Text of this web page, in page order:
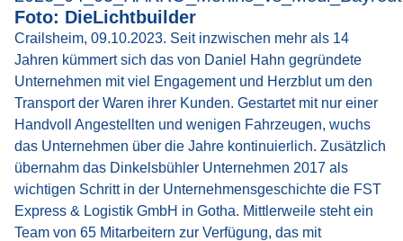
Foto: DieLichtbuilder
Crailsheim, 09.10.2023. Seit inzwischen mehr als 14
Jahren kümmert sich das von Daniel Hahn gegründete
Unternehmen mit viel Engagement und Herzblut um den
Transport der Waren ihrer Kunden. Gestartet mit nur einer
Handvoll Angestellten und wenigen Fahrzeugen, wuchs
das Unternehmen über die Jahre kontinuierlich. Zusätzlich
übernahm das Dinkelsbühler Unternehmen 2017 als
wichtigen Schritt in der Unternehmensgeschichte die FST
Express & Logistik GmbH in Gotha. Mittlerweile steht ein
Team von 65 Mitarbeitern zur Verfügung, das mit